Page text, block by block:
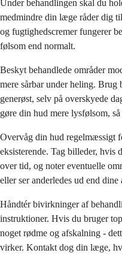
Under behandlingen skal du
medmindre din læge råder dig
og fugtighedscremer fungerer
følsom end normalt.
Beskyt behandlede områder
mere sårbar under heling. Brug
generøst, selv på overskyede
gøre din hud mere lysfølsom,
Overvåg din hud regelmæssigt
eksisterende. Tag billeder,
over tid, og noter eventuelle
eller ser anderledes ud end
Håndtér bivirkninger af
instruktioner. Hvis du bruger
noget rødme og afskalning -
virker. Kontakt dog din læge,